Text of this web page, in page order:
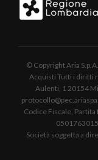
© Copyright Aria
Acquisti Tutti i
Aulenti, 1 20154
Codice Fiscale,
Società soggetta a